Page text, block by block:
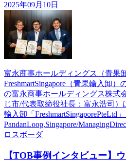
2025年09月10日
富永商事ホールディングス（青果
FreshmartSingapore（青果輸入卸
の富永商事ホールディングス株式
じ市/代表取締役社長：富永浩司
輸入卸「FreshmartSingaporePteLtd
PandanLoop,Singapore/
ロスボーダ
【TOB事例インタビュー】